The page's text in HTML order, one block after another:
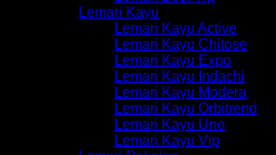
Lemari Kayu
Lemari Kayu Active
Lemari Kayu Chitose
Lemari Kayu Expo
Lemari Kayu Indachi
Lemari Kayu Modera
Lemari Kayu Orbitrend
Lemari Kayu Uno
Lemari Kayu Vip